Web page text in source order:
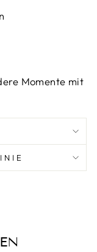
Momente mit